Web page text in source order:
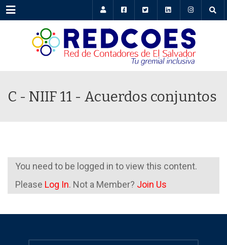
Menu
C - NIIF 11 - Acuerdos conjuntos
You need to be logged in to view this content.
Please Log In. Not a Member? Join Us